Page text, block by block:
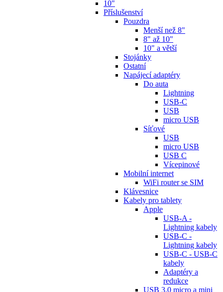
10"
Příslušenství
Pouzdra
Menší než 8"
8" až 10"
10" a větší
Stojánky
Ostatní
Napájecí adaptéry
Do auta
Lightning
USB-C
USB
micro USB
Síťové
USB
micro USB
USB C
Vícepinové
Mobilní internet
WiFi router se SIM
Klávesnice
Kabely pro tablety
Apple
USB-A -
Lightning kabely
USB-C -
Lightning kabely
USB-C - USB-C
kabely
Adaptéry a
redukce
USB 3.0 micro a mini